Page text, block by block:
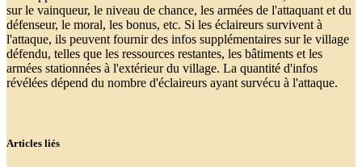
sur le vainqueur, le niveau de chance, les armées de l'attaquant et du
défenseur, le moral, les bonus, etc. Si les éclaireurs survivent à
l'attaque, ils peuvent fournir des infos supplémentaires sur le village
défendu, telles que les ressources restantes, les bâtiments et les
armées stationnées à l'extérieur du village. La quantité d'infos
révélées dépend du nombre d'éclaireurs ayant survécu à l'attaque.
Articles liés